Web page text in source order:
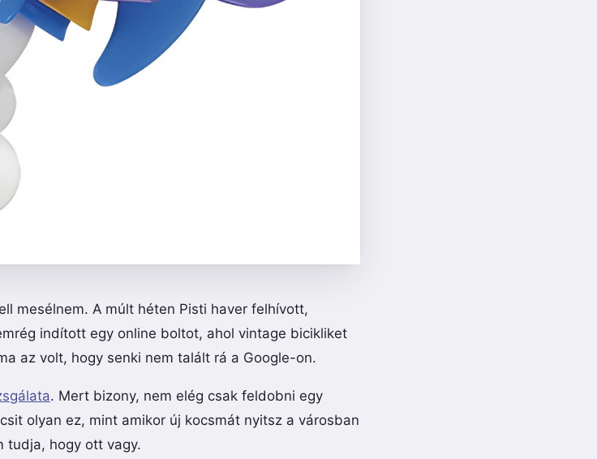
mesélnem. A múlt héten Pisti haver felhívott,
indított egy online boltot, ahol vintage bicikliket
az volt, hogy senki nem talált rá a Google-on.
. Mert bizony, nem elég csak feldobni egy
olyan ez, mint amikor új kocsmát nyitsz a városban
tudja, hogy ott vagy.